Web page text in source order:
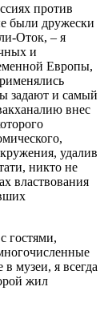
против
были дружески
Оток, – я
и
Европы,
задают и самый
внес
удалив
никто не
властвования
гостями,
музеи, я всегда
жил